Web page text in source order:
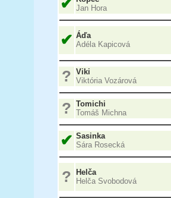
✔ Jan Hora
✔ Áďa
Adéla Kapicová
? Viki
Viktória Vozárová
? Tomichi
Tomáš Michna
✔ Sasinka
Sára Rosecká
?
Helča
Helča Svobodová